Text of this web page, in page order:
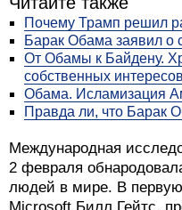
Почему Трамп решил
Барак Обама заявил о
От Обамы к Байдену.
собственных
Обама. Исламизация
Правда ли, что Барак
Международная
2 февраля
людей в мире. В